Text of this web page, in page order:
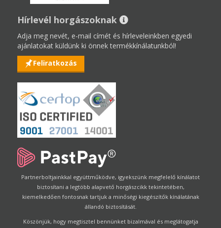
Hírlevél horgászoknak
Adja meg nevét, e-mail címét és hírleveleinkben egyedi
ajánlatokat küldünk ki önnek termékkínálatunkból!
Feliratkozás
Partnerboltjainkkal együttműködve, igyekszünk megfelelő kínálatot
biztosítani a legtöbb alapvető horgászcikk tekintetében,
kiemelkedően fontosnak tartjuk a minőségi kiegészítők kínálatának
állandó biztosítását.
Köszönjük, hogy megtisztel bennünket bizalmával és meglátogatja